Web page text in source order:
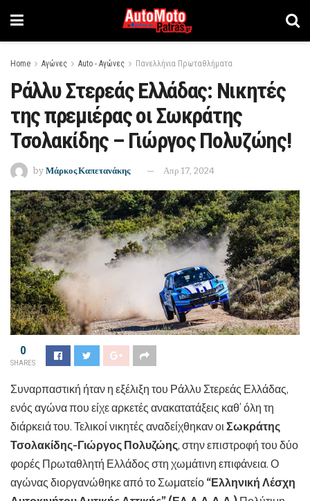
Home Αγώνες Auto - Αγώνες Πανελλήνια Πρωταθλήματα
Ράλλυ Στερεάς Ελλάδας: Νικητές
της πρεμιέρας οι Σωκράτης
Τσολακίδης – Γιώργος Πολυζώης!
by Μάρκος Καπετανάκης Απρ 17, 2024
0
SHARES
Συναρπαστική ήταν η εξέλιξη του Ράλλυ Στερεάς Ελλάδας,
ενός αγώνα που είχε αρκετές ανακατατάξεις καθ’ όλη τη
διάρκειά του. Τελικοί νικητές αναδείχθηκαν οι Σωκράτης
Τσολακίδης-Γιώργος Πολυζώης, στην επιστροφή του δύο
φορές Πρωταθλητή Ελλάδος στη χωμάτινη επιφάνεια. Ο
αγώνας διοργανώθηκε από το Σωματείο “Ελληνική Λέσχη